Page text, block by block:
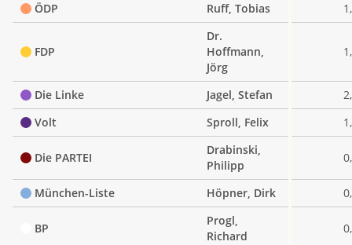
ÖDP
Ruff, Tobias
FDP
Dr.
Hoffmann,
Jörg
Die Linke Jagel, Stefan
Volt
Sproll, Felix
Die PARTEI
Drabinski,
Philipp
München-Liste Höpner, Dirk
BP
Progl,
Richard